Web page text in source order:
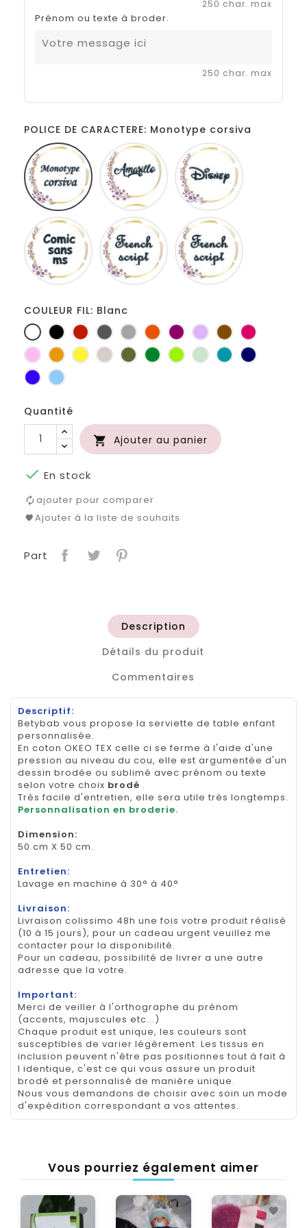
250 char. max
Prénom ou texte à broder.
250 char. max
POLICE DE CARACTERE: Monotype corsiva
Monotype
corsiva
Amarillo
Comic
sans
ms
French
script
COULEUR FIL: Blanc
BlancNoir RougeGris
foncé
Gris
clair
Orange
PruneLilasMarronFuchsia
RoseJaune
d'or
jauneFicelleKaki Vert
bouteille
Anis Vert
d'eau
Turquoise
Marine
Bleu
roi
Bleu
Quantité
 Ajouter au panier
 En stock
ajouter pour comparer
Ajouter à la liste de souhaits
Part
Description
Détails du produit
Commentaires
Descriptif:
Betybab vous propose la serviette de table enfant
personnalisée.
En coton OKEO TEX celle ci se ferme à l'aide d'une
pression au niveau du cou, elle est argumentée d'un
dessin brodée ou sublimé avec prénom ou texte
selon votre choix brodé .
Très facile d'entretien, elle sera utile très longtemps.
Personnalisation en broderie.
Dimension:
50 cm X 50 cm.
Entretien:
Lavage en machine à 30° à 40°
Livraison:
Livraison colissimo 48h une fois votre produit réalisé
(10 à 15 jours), pour un cadeau urgent veuillez me
contacter pour la disponibilité.
Pour un cadeau, possibilité de livrer a une autre
adresse que la votre.
Important:
Merci de veiller à l'orthographe du prénom
(accents, majuscules etc...)
Chaque produit est unique, les couleurs sont
susceptibles de varier légèrement. Les tissus en
inclusion peuvent n'être pas positionnes tout à fait à
l identique, c'est ce qui vous assure un produit
brodé et personnalisé de manière unique.
Nous vous demandons de choisir avec soin un mode
d'expédition correspondant a vos attentes.
Vous pourriez également aimer